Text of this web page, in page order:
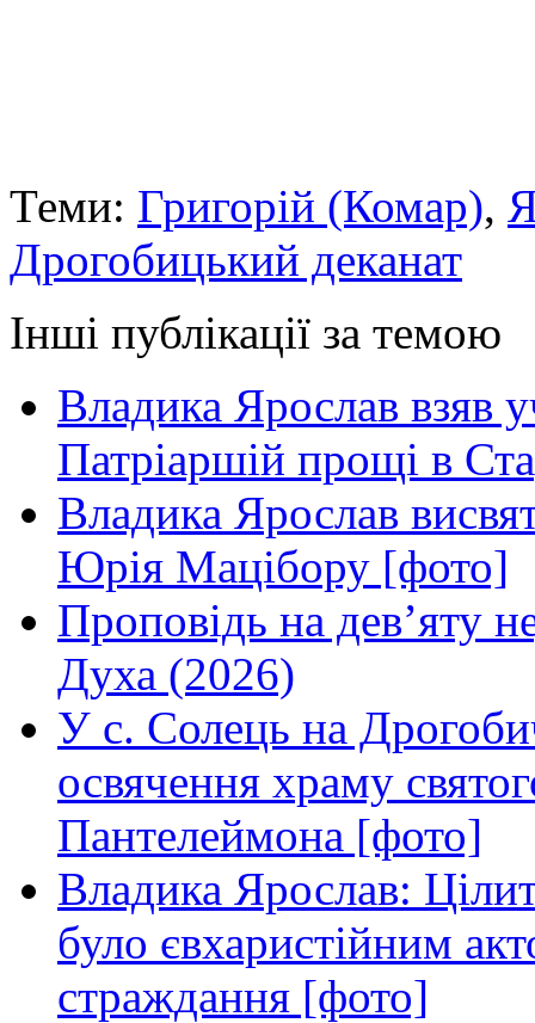
Теми: Григорій (Комар),
Дрогобицький деканат
Інші публікації за темою
Владика Ярослав взяв
Патріаршій прощі в
Владика Ярослав
Юрія Мацібору [фото]
Проповідь на дев’яту
Духа (2026)
У с. Солець на
освячення храму
Пантелеймона [фото]
Владика Ярослав:
було євхаристійним
страждання [фото]